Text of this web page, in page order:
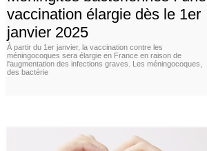
vaccination élargie dès le 1er
janvier 2025
À partir du 1er janvier, la vaccination contre les
méningocoques sera élargie en France en raison de
l'augmentation des infections graves. Les méningocoques,
des bactérie